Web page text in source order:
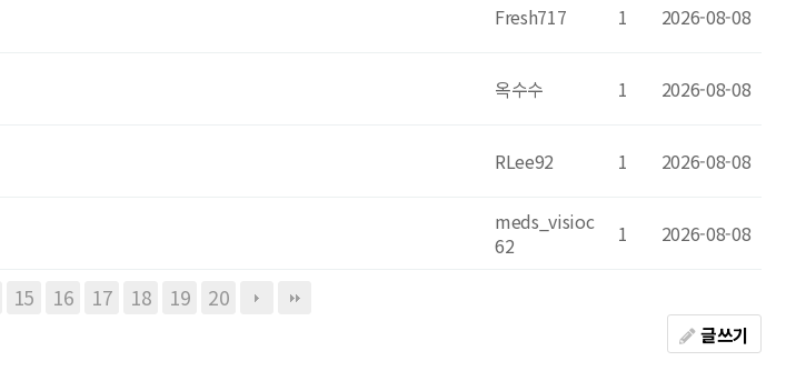
Fresh717 1 2026-08-08
옥수수 1 2026-08-08
RLee92 1 2026-08-08
meds_visioc
62
1 2026-08-08
15 16 17 18 19 20
글쓰기